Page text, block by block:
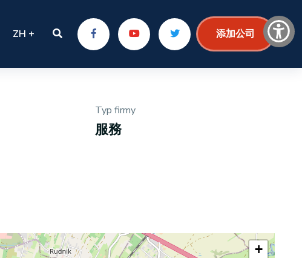
ZH + 添加公司
Typ firmy
服務
+